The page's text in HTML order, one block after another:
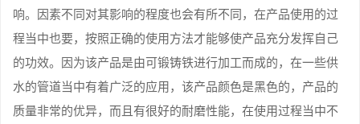
响。因素不同对其影响的程度也会有所不同，在产品使用的过
程当中也要，按照正确的使用方法才能够使产品充分发挥自己
的功效。因为该产品是由可锻铸铁进行加工而成的，在一些供
水的管道当中有着广泛的应用，该产品颜色是黑色的，产品的
质量非常的优异，而且有很好的耐磨性能，在使用过程当中不